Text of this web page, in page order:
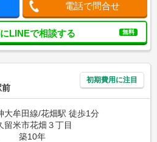
電話で問合せ
LINEで相談する 無料
前
初期費用に注目
大牟田線/花畑駅 徒歩1分
留米市花畑３丁目
築10年